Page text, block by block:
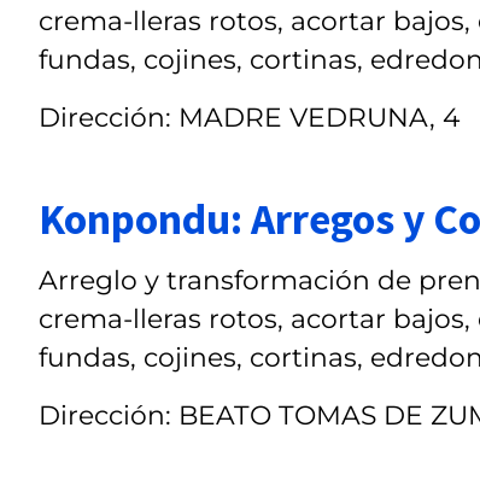
crema-lleras rotos, acortar
fundas, cojines, cortinas,
Dirección: MADRE VEDRUNA, 4
Konpondu: Arregos y
Arreglo y transformación de
crema-lleras rotos, acortar
fundas, cojines, cortinas,
Dirección: BEATO TOMAS DE